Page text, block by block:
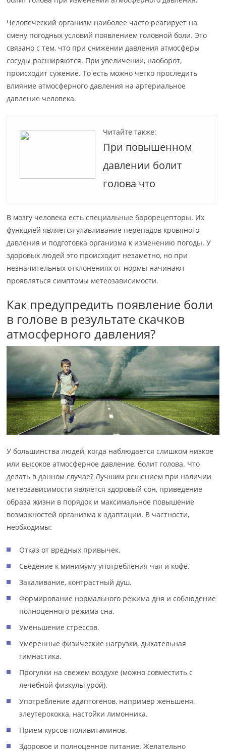
Человеческий организм наиболее часто реагирует на
смену погодных условий появлением головной боли. Это
связано с тем, что при снижении давления атмосферы
сосуды расширяются. При увеличении, наоборот,
происходит сужение. То есть можно четко проследить
влияние атмосферного давления на артериальное
давление человека.
Читайте также:
При повышенном
давлении болит
голова что
В мозгу человека есть специальные барорецепторы. Их
функцией является улавливание перепадов кровяного
давления и подготовка организма к изменению погоды. У
здоровых людей это происходит незаметно, но при
незначительных отклонениях от нормы начинают
проявляться симптомы метеозависимости.
Как предупредить появление боли
в голове в результате скачков
атмосферного давления?
У большинства людей, когда наблюдается слишком низкое
или высокое атмосферное давление, болит голова. Что
делать в данном случае? Лучшим решением при наличии
метеозависимости является здоровый сон, приведение
образа жизни в порядок и максимальное повышение
возможностей организма к адаптации. В частности,
необходимы:
Отказ от вредных привычек.
Сведение к минимуму употребления чая и кофе.
Закаливание, контрастный душ.
Формирование нормального режима дня и соблюдение
полноценного режима сна.
Уменьшение стрессов.
Умеренные физические нагрузки, дыхательная
гимнастика.
Прогулки на свежем воздухе (можно совместить с
лечебной физкультурой).
Употребление адаптогенов, например женьшеня,
элеутерококка, настойки лимонника.
Прием курсов поливитаминов.
Здоровое и полноценное питание. Желательно